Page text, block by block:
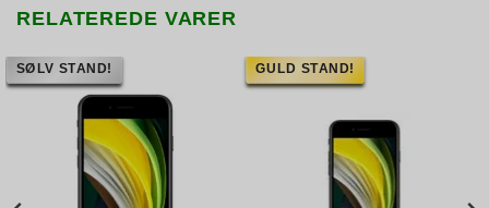
RELATEREDE VARER
SØLV STAND! GULD STAND!